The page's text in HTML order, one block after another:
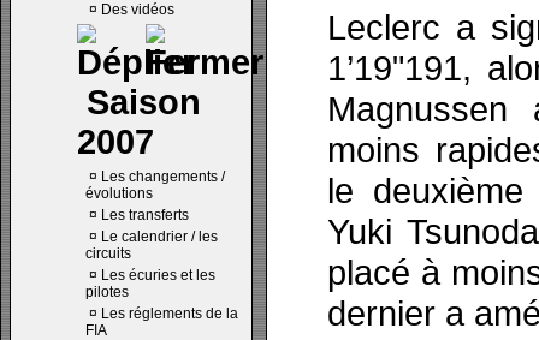
¤ Des vidéos
Saison
2007
¤ Les changements /
évolutions
¤ Les transferts
¤ Le calendrier / les
circuits
¤ Les écuries et les
pilotes
¤ Les réglements de la
FIA
Leclerc a
1’19"191,
moins
le
Yuki
placé à
dernier a